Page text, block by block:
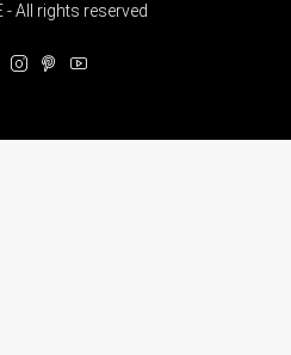
- All rights reserved